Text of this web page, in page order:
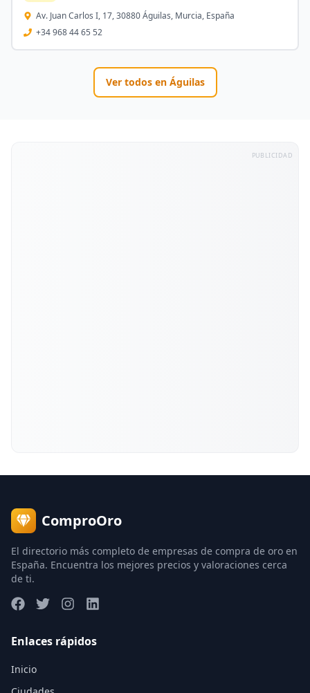
Av. Juan Carlos I, 17, 30880 Águilas, Murcia, España
+34 968 44 65 52
Ver todos en Águilas
PUBLICIDAD
ComproOro
El directorio más completo de empresas de compra de oro en
España. Encuentra los mejores precios y valoraciones cerca
de ti.
Enlaces rápidos
Inicio